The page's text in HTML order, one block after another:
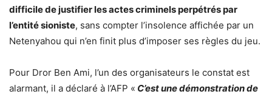
difficile de justifier les actes criminels perpétrés par
l’entité sioniste, sans compter l’insolence affichée par un
Netenyahou qui n’en finit plus d’imposer ses règles du jeu.
Pour Dror Ben Ami, l’un des organisateurs le constat est
alarmant, il a déclaré à l’AFP « C’est une démonstration de